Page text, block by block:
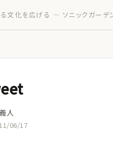
文化を広げる — ソニックガーデ
人
06/17